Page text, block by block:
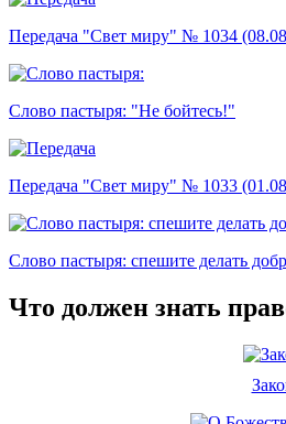
Передача "Свет миру" № 1034
Слово пастыря: "Не бойтесь!"
Передача "Свет миру" № 1033
Слово пастыря: спешите делать
Что должен знать